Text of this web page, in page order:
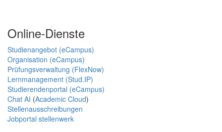
Online-Dienste
Studienangebot (eCampus)
Organisation (eCampus)
Prüfungsverwaltung (FlexNow)
Lernmanagement (Stud.IP)
Studierendenportal (eCampus)
Chat AI (Academic Cloud)
Stellenausschreibungen
Jobportal stellenwerk